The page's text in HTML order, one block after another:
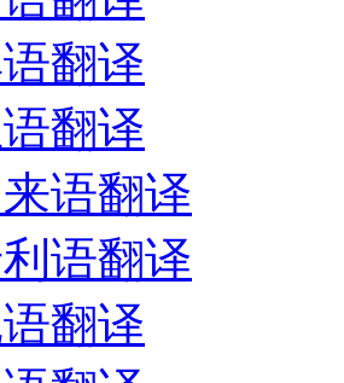
翻译
翻译
语翻译
语翻译
翻译